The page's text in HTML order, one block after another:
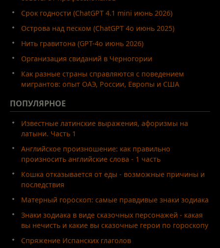
Срок годности (ChatGPT 4.1 mini июнь 2026)
Острова над песком (ChatGPT 4o июнь 2025)
Нить гравитона (GPT-4o июнь 2026)
Организация свиданий в Черногории
Как разные страны справляются с поведением
мигрантов: опыт ОАЭ, России, Европы и США
ПОПУЛЯРНОЕ
Известные латинские выражения, афоризмы на
латыни. Часть 1
Английское произношение: как правильно
произносить английские слова - 1 часть
Кошка отказывается от еды - возможные причины и
последствия
Матерный гороскоп: самые правдивые знаки зодиака
Знаки зодиака в виде сказочных персонажей - какая
вы нечисть и какие вы сказочные герои по гороскопу
Спряжение Испанских глаголов